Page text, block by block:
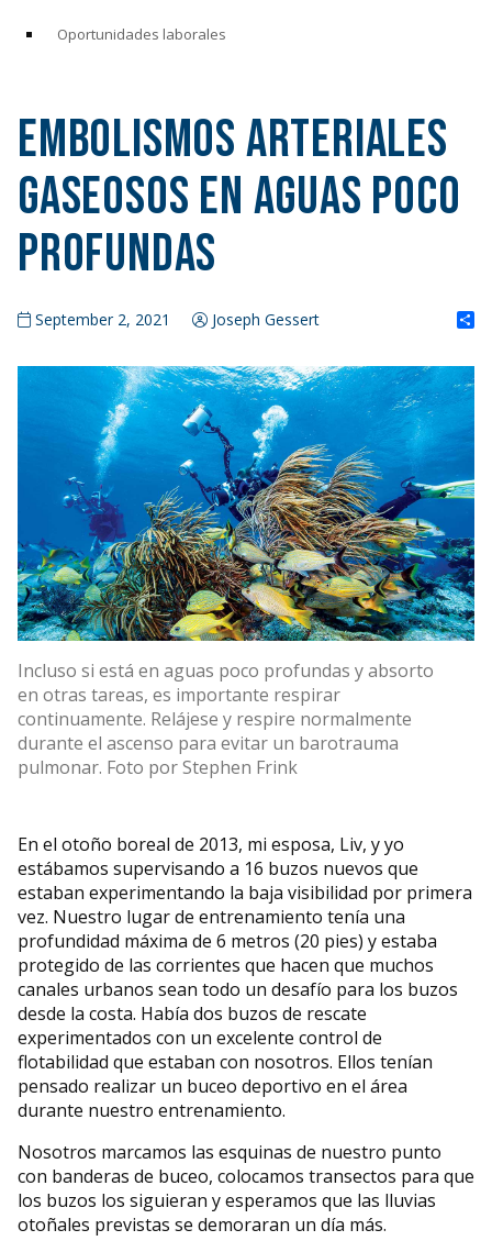
Oportunidades laborales
Embolismos arteriales
gaseosos en aguas poco
profundas
September 2, 2021 Joseph Gessert
Incluso si está en aguas poco profundas y absorto
en otras tareas, es importante respirar
continuamente. Relájese y respire normalmente
durante el ascenso para evitar un barotrauma
pulmonar. Foto por Stephen Frink
En el otoño boreal de 2013, mi esposa, Liv, y yo
estábamos supervisando a 16 buzos nuevos que
estaban experimentando la baja visibilidad por primera
vez. Nuestro lugar de entrenamiento tenía una
profundidad máxima de 6 metros (20 pies) y estaba
protegido de las corrientes que hacen que muchos
canales urbanos sean todo un desafío para los buzos
desde la costa. Había dos buzos de rescate
experimentados con un excelente control de
flotabilidad que estaban con nosotros. Ellos tenían
pensado realizar un buceo deportivo en el área
durante nuestro entrenamiento.
Nosotros marcamos las esquinas de nuestro punto
con banderas de buceo, colocamos transectos para que
los buzos los siguieran y esperamos que las lluvias
otoñales previstas se demoraran un día más.